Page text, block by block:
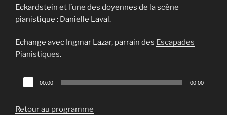
Eckardstein et l’une des doyennes de la scène
pianistique : Danielle Laval.
Echange avec Ingmar Lazar, parrain des Escapades
Pianistiques.
Lecteur
audio
00:00 00:00
Retour au programme